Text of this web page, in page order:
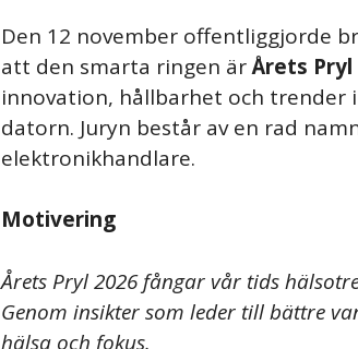
Den 12 november offentliggjorde
att den smarta ringen ärÅrets Pryl
innovation, hållbarhet och trender
datorn. Juryn består av en rad
elektronikhandlare.
Motivering
Årets Pryl 2026 fångar vår tids
Genom insikter som leder till bättre
hälsa och fokus.